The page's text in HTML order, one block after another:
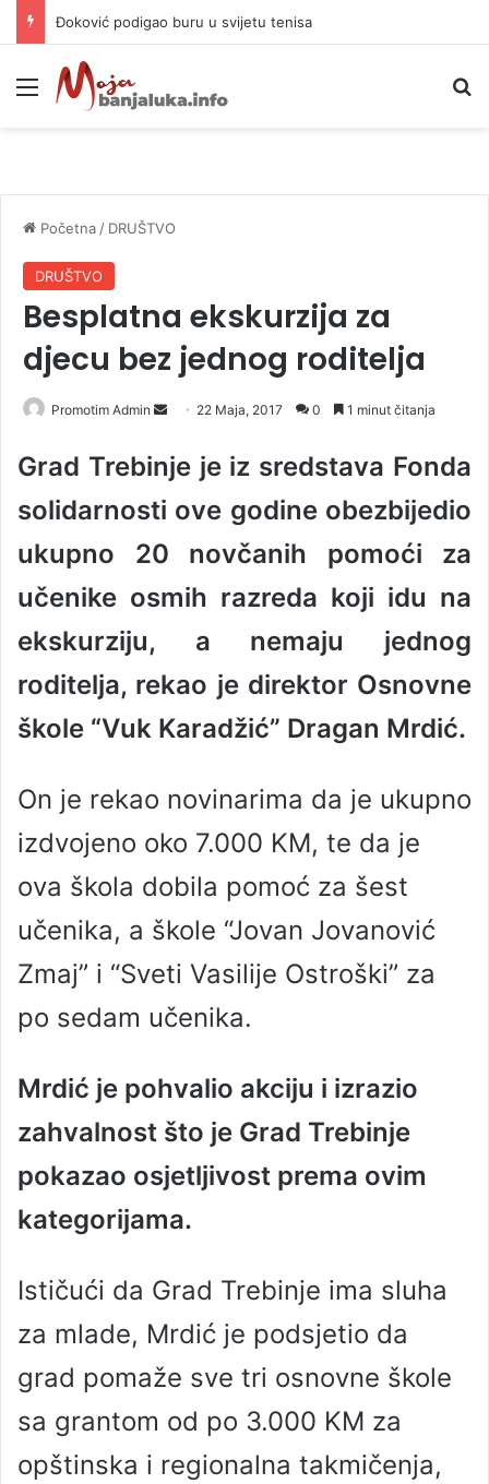
APIF izgubio spor sa komšijama, mora platiti 10.000 KM
Meni
Početna / DRUŠTVO
DRUŠTVO
Besplatna ekskurzija za
djecu bez jednog roditelja
Promotim Admin
n
m
22 Maja, 2017 0 1 minut čitanja
Grad Trebinje je iz sredstava Fonda
solidarnosti ove godine obezbijedio
ukupno 20 novčanih pomoći za
učenike osmih razreda koji idu na
ekskurziju, a nemaju jednog
roditelja, rekao je direktor Osnovne
škole “Vuk Karadžić” Dragan Mrdić.
On je rekao novinarima da je ukupno
izdvojeno oko 7.000 KM, te da je
ova škola dobila pomoć za šest
učenika, a škole “Jovan Jovanović
Zmaj” i “Sveti Vasilije Ostroški” za
po sedam učenika.
Mrdić je pohvalio akciju i izrazio
zahvalnost što je Grad Trebinje
pokazao osjetljivost prema ovim
kategorijama.
Ističući da Grad Trebinje ima sluha
za mlade, Mrdić je podsjetio da
grad pomaže sve tri osnovne škole
sa grantom od po 3.000 KM za
opštinska i regionalna takmičenja,